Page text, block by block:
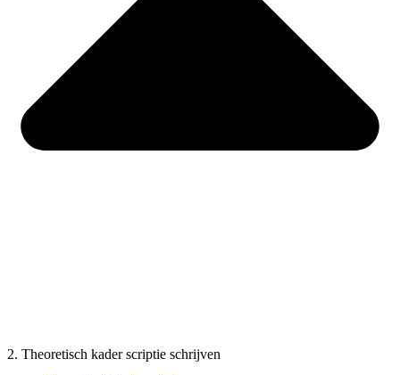
2. Theoretisch kader scriptie schrijven